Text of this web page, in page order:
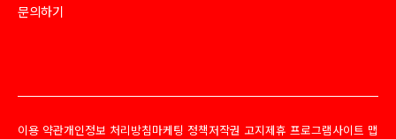
문의하기
이용 약관개인정보 처리방침마케팅 정책저작권 고지제휴 프로그램사이트 맵